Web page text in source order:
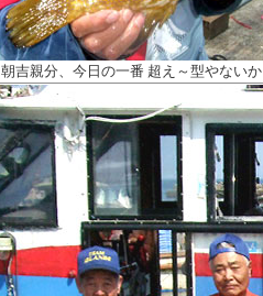
朝吉親分、今日の一番 超え～型やないか